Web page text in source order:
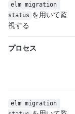
elm migration
status を用いて監
視する
プロセス
elm migration